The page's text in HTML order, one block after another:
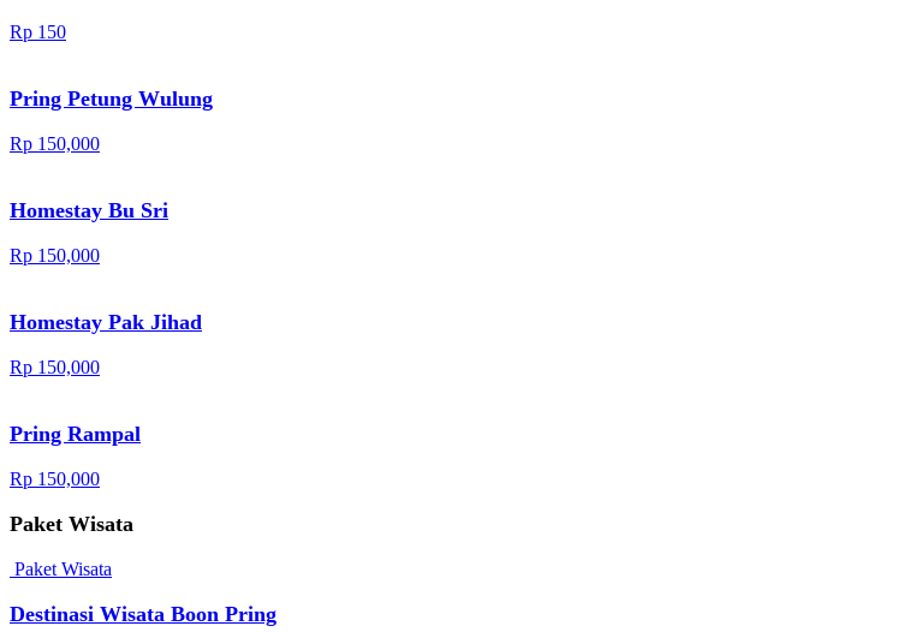
Rp 150
Pring Petung Wulung
Rp 150,000
Homestay Bu Sri
Rp 150,000
Homestay Pak Jihad
Rp 150,000
Pring Rampal
Rp 150,000
Paket Wisata
Paket Wisata
Destinasi Wisata Boon Pring